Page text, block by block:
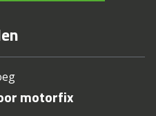
motorfix